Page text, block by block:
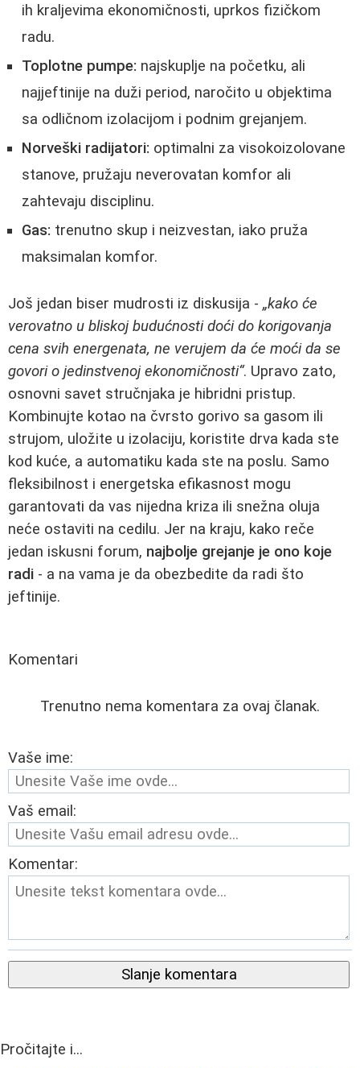
ih kraljevima ekonomičnosti, uprkos fizičkom
radu.
Toplotne pumpe: najskuplje na početku, ali
najjeftinije na duži period, naročito u objektima
sa odličnom izolacijom i podnim grejanjem.
Norveški radijatori: optimalni za visokoizolovane
stanove, pružaju neverovatan komfor ali
zahtevaju disciplinu.
Gas: trenutno skup i neizvestan, iako pruža
maksimalan komfor.
Još jedan biser mudrosti iz diskusija - „kako će
verovatno u bliskoj budućnosti doći do korigovanja
cena svih energenata, ne verujem da će moći da se
govori o jedinstvenoj ekonomičnosti“. Upravo zato,
osnovni savet stručnjaka je hibridni pristup.
Kombinujte kotao na čvrsto gorivo sa gasom ili
strujom, uložite u izolaciju, koristite drva kada ste
kod kuće, a automatiku kada ste na poslu. Samo
fleksibilnost i energetska efikasnost mogu
garantovati da vas nijedna kriza ili snežna oluja
neće ostaviti na cedilu. Jer na kraju, kako reče
jedan iskusni forum, najbolje grejanje je ono koje
radi - a na vama je da obezbedite da radi što
jeftinije.
Komentari
Trenutno nema komentara za ovaj članak.
Vaše ime:
Vaš email:
Komentar:
Slanje komentara
Pročitajte i...